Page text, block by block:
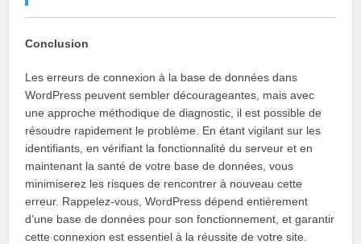
Conclusion
Les erreurs de connexion à la base de données dans
WordPress peuvent sembler décourageantes, mais avec
une approche méthodique de diagnostic, il est possible de
résoudre rapidement le problème. En étant vigilant sur les
identifiants, en vérifiant la fonctionnalité du serveur et en
maintenant la santé de votre base de données, vous
minimiserez les risques de rencontrer à nouveau cette
erreur. Rappelez-vous, WordPress dépend entièrement
d’une base de données pour son fonctionnement, et garantir
cette connexion est essentiel à la réussite de votre site.